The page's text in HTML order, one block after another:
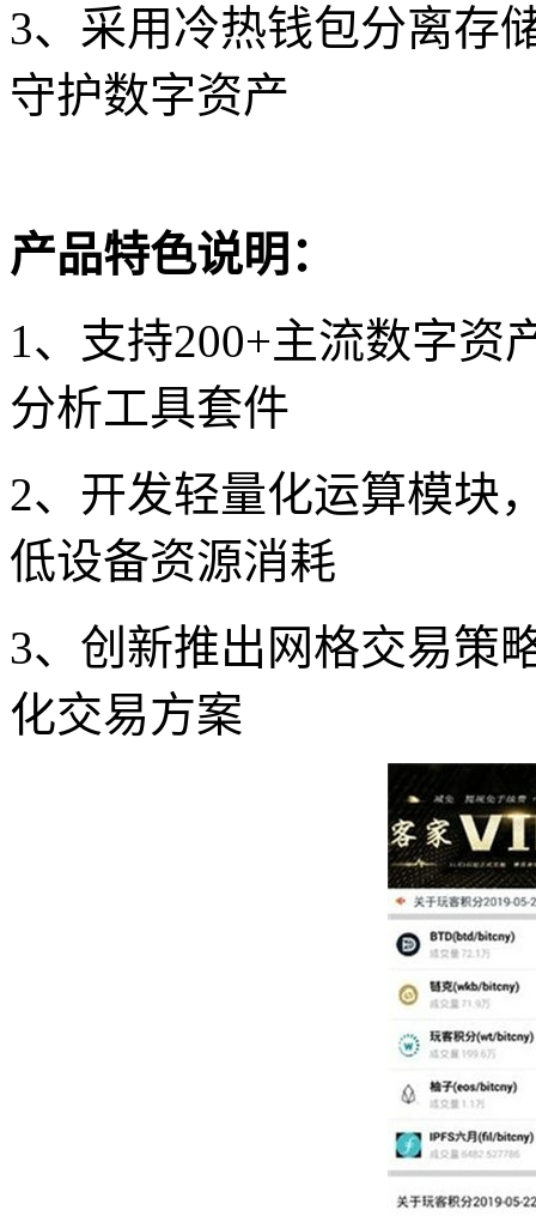
3、采用冷热钱包分离存
守护数字资产
产品特色说明：
1、支持200+主流数字资
分析工具套件
2、开发轻量化运算模块
低设备资源消耗
3、创新推出网格交易策
化交易方案